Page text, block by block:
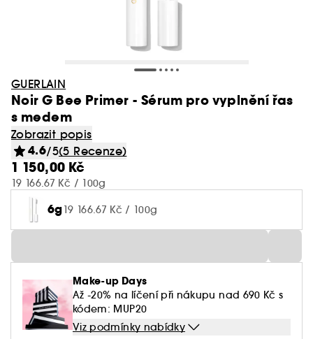
GUERLAIN
Noir G Bee Primer - Sérum pro vyplnění řas
s medem
Zobrazit popis
4.6/5(5 Recenze)
1 150,00 Kč
19 166.67 Kč / 100g
6g19 166.67 Kč / 100g
Make-up Days
Až -20% na líčení při nákupu nad 690 Kč s
kódem: MUP20
Viz podmínky nabídky